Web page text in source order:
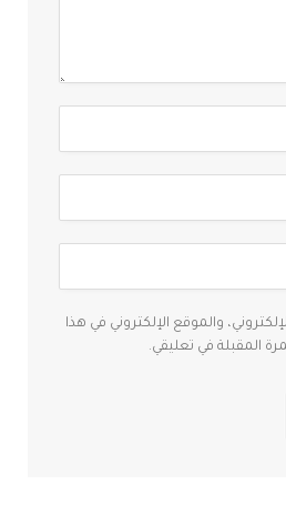
والموقع الإلكتروني في هذا
المقبلة في تعليقي.